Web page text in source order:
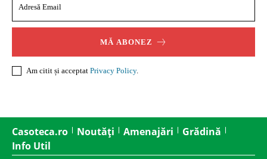
MĂ ABONEZ
Am citit și acceptat Privacy Policy.
Casoteca.ro Noutăți Amenajări
Grădină
Info Util